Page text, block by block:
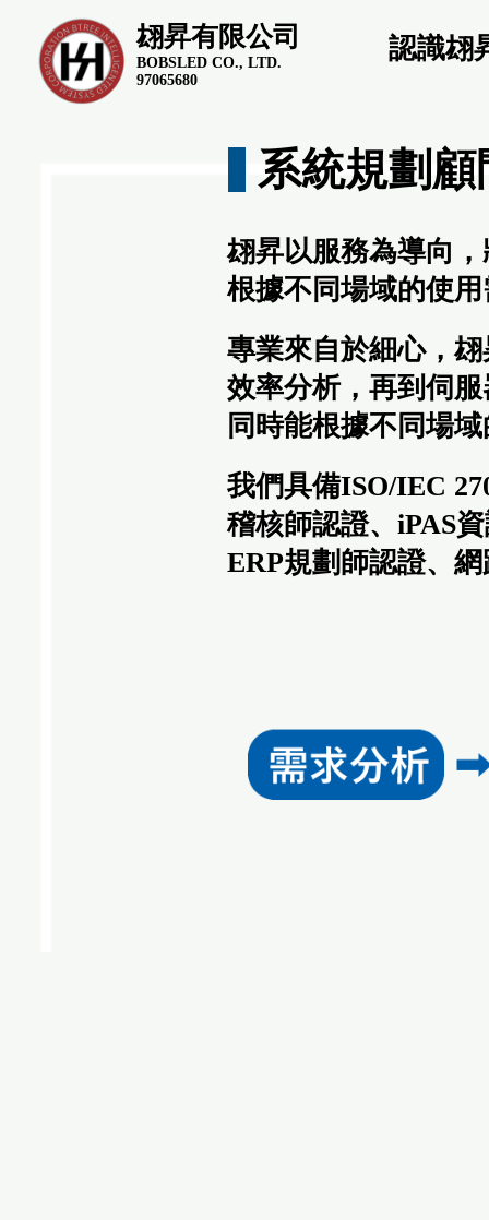
翃昇有限公司
BOBSLED CO., LTD.
97065680
認識翃
系統規劃顧
翃昇以服務為導向
根據不同場域的使
專業來自於細心，
效率分析，再到伺
同時能根據不同場
我們具備ISO/IEC
稽核師認證、iPAS
ERP規劃師認證、